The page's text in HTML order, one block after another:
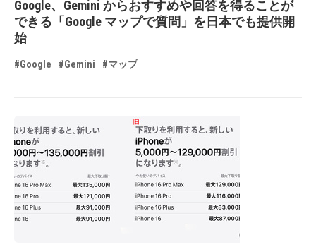
Google、Gemini からおすすめや回答を得ることが
できる「Google マップで質問」を日本でも提供開
始
#Google #Gemini #マップ